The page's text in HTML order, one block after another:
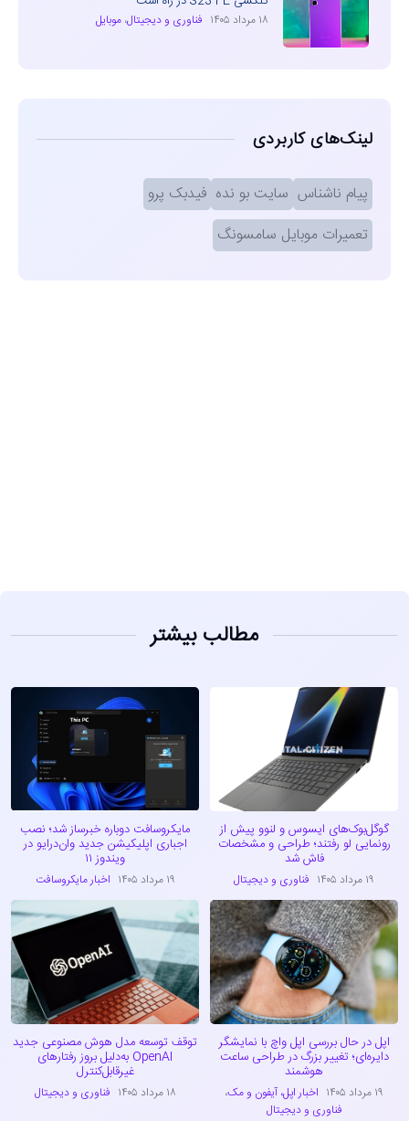
۱۸ مرداد ۱۴۰۵ فناوری و دیجیتال، موبایل
لینک‌های کاربردی
پیام ناشناس سایت بو نده فیدبک پرو
تعمیرات موبایل سامسونگ
مطالب بیشتر
گوگل‌بوک‌های ایسوس و لنوو پیش از
رونمایی لو رفتند؛ طراحی و مشخصات
فاش شد
۱۹ مرداد ۱۴۰۵ فناوری و دیجیتال
مایکروسافت دوباره خبرساز شد؛ نصب
اجباری اپلیکیشن جدید وان‌درایو در
ویندوز ۱۱
۱۹ مرداد ۱۴۰۵ اخبار مایکروسافت
اپل در حال بررسی اپل واچ با نمایشگر
دایره‌ای؛ تغییر بزرگ در طراحی ساعت
هوشمند
۱۹ مرداد ۱۴۰۵ اخبار اپل، آیفون و مک،
فناوری و دیجیتال
توقف توسعه مدل هوش مصنوعی جدید
OpenAI به‌دلیل بروز رفتارهای
غیرقابل‌کنترل
۱۸ مرداد ۱۴۰۵ فناوری و دیجیتال